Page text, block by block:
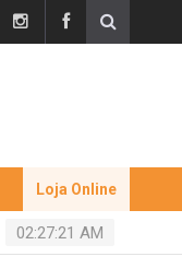
Loja Online
02:27:22 AM